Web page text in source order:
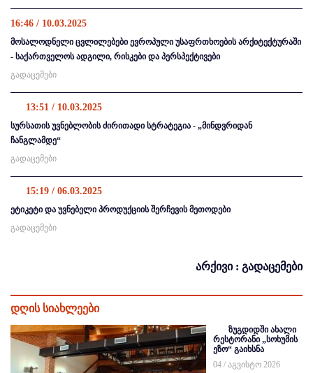
16:46 / 10.03.2025
მოსალოდნელი ცვლილებები ევროპული უსაფრთხოების არქიტექტურაში
- საქართველოს ადგილი, რისკები და პერსპექტივები
გადაცემები
13:51 / 10.03.2025
სურსათის უვნებლობის ძირითადი სტრატეგია - „მინდვრიდან
ჩანგლამდე“
გადაცემები
15:19 / 06.03.2025
ეტიკეტი და უვნებელი პროდუქციის შერჩევის მეთოდები
გადაცემები
არქივი : გადაცემები
დღის სიახლეები
ზუგდიდში ახალი
რესტორანი „სოხუმის
ეზო“ გაიხსნა
04 / აგვისტო 2026